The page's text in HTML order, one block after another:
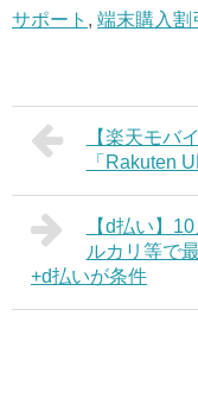
サポート , 端末購入割
【楽天モバ
「Rakuten
【d払い】
ルカリ等で
+d払いが条件